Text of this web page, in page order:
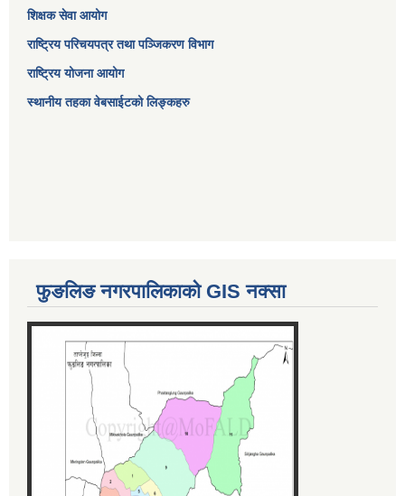
शिक्षक सेवा आयोग
राष्ट्रिय परिचयपत्र तथा पञ्जिकरण विभाग
राष्ट्रिय योजना आयोग
स्थानीय तहका वेबसाईटको लिङ्कहरु
फुङलिङ नगरपालिकाको GIS नक्सा